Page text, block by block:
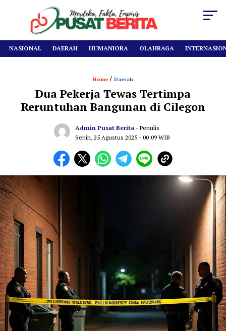
NASIONAL DAERAH HUMANIORA OLAHRAGA
Home / Daerah
Dua Pekerja Tewas Tertimpa
Reruntuhan Bangunan di Cilegon
Admin Pusat Berita - Penulis
Senin, 25 Agustus 2025 - 00:09 WIB